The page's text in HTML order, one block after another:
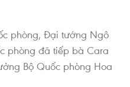
phòng, Đại tướng Ngô
phòng đã tiếp bà Cara
Bộ Quốc phòng Hoa